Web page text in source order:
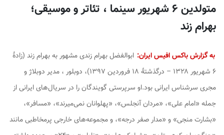
متولدین ۶ شهریور سینما ، تئاتر و موسیقی؛
بهرام زند
به گزارش باکس افیس ایران: ابوالفضل بهرام زندی مشهور به بهرام زند (زادهٔ
۶ شهریور ۱۳۲۸ – درگذشتهٔ ۱۸ فروردین ۱۳۹۷)، دوبلور ، مدیر دوبلاژ و
مجری سرشناس ایرانی بود.او سرپرستی گویندگان را در سریال‌های ایرانی از
جمله «امام علی»، «مردان آنجلس»، «پهلوانان نمی‌میرند»، «مسافر»،
«بشارت منجی» و «مدار صفر درجه»، و مجموعه‌های خارجی پرمخاطبی مانند